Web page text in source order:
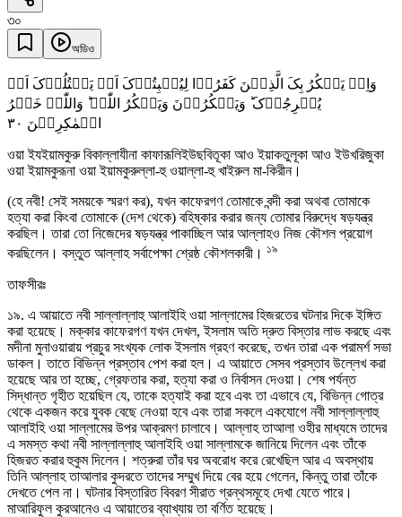
৩০
অডিও
وَاِذۡ یَمۡکُرُ بِکَ الَّذِیۡنَ کَفَرُوۡا لِیُثۡبِتُوۡکَ اَوۡ یَقۡتُلُوۡکَ اَوۡ
یُخۡرِجُوۡکَ ؕ وَیَمۡکُرُوۡنَ وَیَمۡکُرُ اللّٰہُ ؕ وَاللّٰہُ خَیۡرُ
الۡمٰکِرِیۡنَ ٣۰
ওয়া ইযইয়ামকুরু বিকাল্লাযীনা কাফারূলিইউছবিতূকা আও ইয়াকতুলূকা আও ইউখরিজুকা
ওয়া ইয়ামকুরূনা ওয়া ইয়ামকুরুল্লা-হু ওয়াল্লা-হু খাইরুল মা-কিরীন।
(হে নবী! সেই সময়কে স্মরণ কর), যখন কাফেরগণ তোমাকে বন্দী করা অথবা তোমাকে
হত্যা করা কিংবা তোমাকে (দেশ থেকে) বহিষ্কার করার জন্য তোমার বিরুদ্ধে ষড়যন্ত্র
করছিল। তারা তো নিজেদের ষড়যন্ত্র পাকাচ্ছিল আর আল্লাহও নিজ কৌশল প্রয়োগ
করছিলেন। বস্তুত আল্লাহ সর্বাপেক্ষা শ্রেষ্ঠ কৌশলকারী। ১৯
তাফসীরঃ
১৯. এ আয়াতে নবী সাল্লাল্লাহু আলাইহি ওয়া সাল্লামের হিজরতের ঘটনার দিকে ইঙ্গিত
করা হয়েছে। মক্কার কাফেরগণ যখন দেখল, ইসলাম অতি দ্রুত বিস্তার লাভ করছে এবং
মদীনা মুনাওয়ারায় প্রচুর সংখ্যক লোক ইসলাম গ্রহণ করেছে, তখন তারা এক পরামর্শ সভা
ডাকল। তাতে বিভিন্ন প্রস্তাব পেশ করা হল। এ আয়াতে সেসব প্রস্তাব উল্লেখ করা
হয়েছে আর তা হচ্ছে, গ্রেফতার করা, হত্যা করা ও নির্বাসন দেওয়া। শেষ পর্যন্ত
সিদ্ধান্ত গৃহীত হয়েছিল যে, তাকে হত্যাই করা হবে এবং তা এভাবে যে, বিভিন্ন গোত্র
থেকে একজন করে যুবক বেছে নেওয়া হবে এবং তারা সকলে একযোগে নবী সাল্লাল্লাহু
আলাইহি ওয়া সাল্লামের উপর আক্রমণ চালাবে। আল্লাহ তাআলা ওহীর মাধ্যমে তাদের
এ সমস্ত কথা নবী সাল্লাল্লাহু আলাইহি ওয়া সাল্লামকে জানিয়ে দিলেন এবং তাঁকে
হিজরত করার হুকুম দিলেন। শত্রুরা তাঁর ঘর অবরোধ করে রেখেছিল আর এ অবস্থায়
তিনি আল্লাহ তাআলার কুদরতে তাদের সম্মুখ দিয়ে বের হয়ে গেলেন, কিন্তু তারা তাঁকে
দেখতে পেল না। ঘটনার বিস্তারিত বিবরণ সীরাত গ্রন্থসমূহে দেখা যেতে পারে।
মাআরিফুল কুরআনেও এ আয়াতের ব্যাখ্যায় তা বর্ণিত হয়েছে।